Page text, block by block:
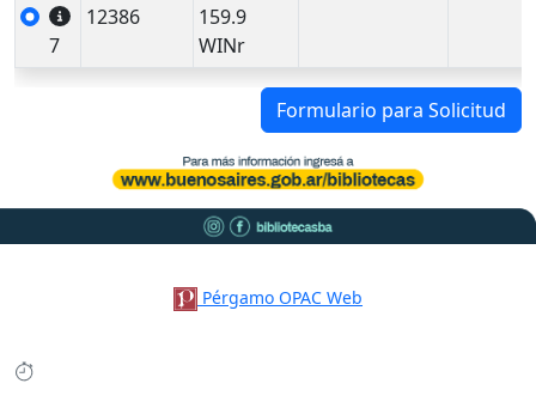
7
12386
159.9
WINr
Formulario para Solicitud
Pérgamo OPAC Web